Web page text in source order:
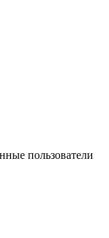
пользователи